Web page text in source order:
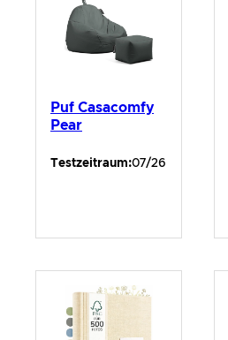
Puf Casacomfy
Pear
Testzeitraum:07/26